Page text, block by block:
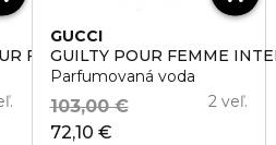
FEMME
GUCCI
GUILTY POUR FEMME
Parfumovaná voda
72,10 €
103,00 € 2 veľ.